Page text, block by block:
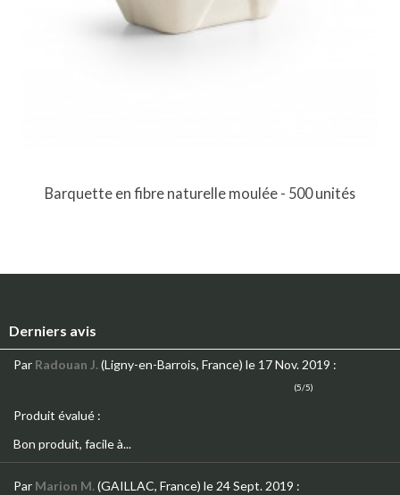
Barquette en fibre naturelle moulée - 500 unités
Derniers avis
Par Radouan J.(Ligny-en-Barrois, France) le 17 Nov. 2019 :
(5/5)
Produit évalué :
Bon produit, facile à...
Par Marion M.(GAILLAC, France) le 24 Sept. 2019 :